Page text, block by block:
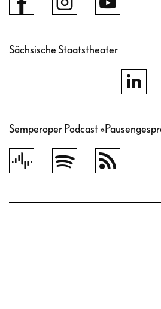
Sächsische Staatstheater
Semperoper Podcast